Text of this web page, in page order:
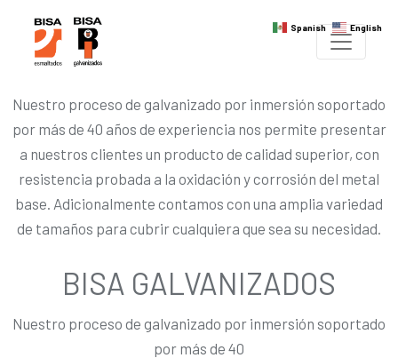
Nuestro proceso de galvanizado por inmersión soportado
por más de 40 años de experiencia nos permite presentar
a nuestros clientes un producto de calidad superior, con
resistencia probada a la oxidación y corrosión del metal
base. Adicionalmente contamos con una amplia variedad
de tamaños para cubrir cualquiera que sea su necesidad.
BISA GALVANIZADOS
Nuestro proceso de galvanizado por inmersión soportado
por más de 40
Spanish English